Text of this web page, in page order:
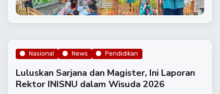
Nasional News Pendidikan
Luluskan Sarjana dan Magister, Ini Laporan
Rektor INISNU dalam Wisuda 2026